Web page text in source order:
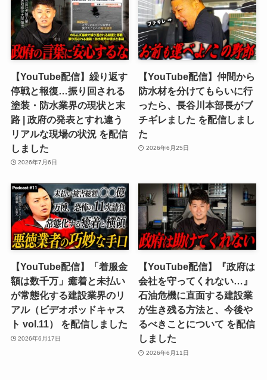
【YouTube配信】繰り返す
停戦と報復…振り回される
塗装・防水業界の現状と末
路 | 政府の発表とすれ違う
リアルな現場の状況 を配信
しました
2026年7月6日
【YouTube配信】仲間から
防水材を分けてもらいに行
ったら、長谷川本部長がブ
チギレました を配信しまし
た
2026年6月25日
【YouTube配信】「着服金
額は数千万」癒着と未払い
が常態化する建設業界のリ
アル（ビデオポッドキャス
ト vol.11） を配信しました
2026年6月17日
【YouTube配信】『政府は
会社を守ってくれない…』
石油危機に直面する建設業
が生き残る方法と、今後や
るべきことについて を配信
しました
2026年6月11日